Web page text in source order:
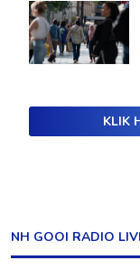
KLIK
NH GOOI RADIO